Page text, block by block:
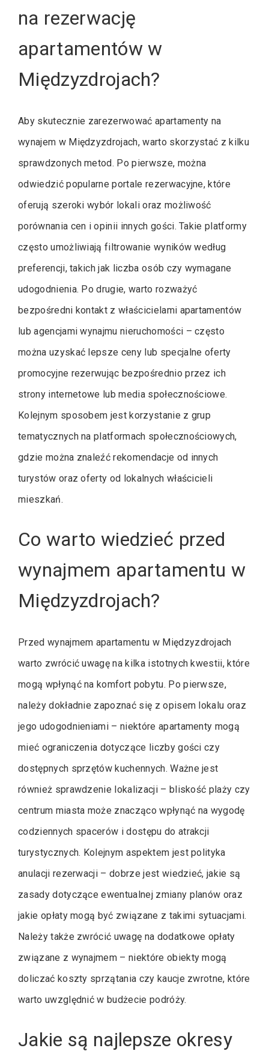
na rezerwację
apartamentów w
Międzyzdrojach?
Aby skutecznie zarezerwować apartamenty na
wynajem w Międzyzdrojach, warto skorzystać z kilku
sprawdzonych metod. Po pierwsze, można
odwiedzić popularne portale rezerwacyjne, które
oferują szeroki wybór lokali oraz możliwość
porównania cen i opinii innych gości. Takie platformy
często umożliwiają filtrowanie wyników według
preferencji, takich jak liczba osób czy wymagane
udogodnienia. Po drugie, warto rozważyć
bezpośredni kontakt z właścicielami apartamentów
lub agencjami wynajmu nieruchomości – często
można uzyskać lepsze ceny lub specjalne oferty
promocyjne rezerwując bezpośrednio przez ich
strony internetowe lub media społecznościowe.
Kolejnym sposobem jest korzystanie z grup
tematycznych na platformach społecznościowych,
gdzie można znaleźć rekomendacje od innych
turystów oraz oferty od lokalnych właścicieli
mieszkań.
Co warto wiedzieć przed
wynajmem apartamentu w
Międzyzdrojach?
Przed wynajmem apartamentu w Międzyzdrojach
warto zwrócić uwagę na kilka istotnych kwestii, które
mogą wpłynąć na komfort pobytu. Po pierwsze,
należy dokładnie zapoznać się z opisem lokalu oraz
jego udogodnieniami – niektóre apartamenty mogą
mieć ograniczenia dotyczące liczby gości czy
dostępnych sprzętów kuchennych. Ważne jest
również sprawdzenie lokalizacji – bliskość plaży czy
centrum miasta może znacząco wpłynąć na wygodę
codziennych spacerów i dostępu do atrakcji
turystycznych. Kolejnym aspektem jest polityka
anulacji rezerwacji – dobrze jest wiedzieć, jakie są
zasady dotyczące ewentualnej zmiany planów oraz
jakie opłaty mogą być związane z takimi sytuacjami.
Należy także zwrócić uwagę na dodatkowe opłaty
związane z wynajmem – niektóre obiekty mogą
doliczać koszty sprzątania czy kaucje zwrotne, które
warto uwzględnić w budżecie podróży.
Jakie są najlepsze okresy